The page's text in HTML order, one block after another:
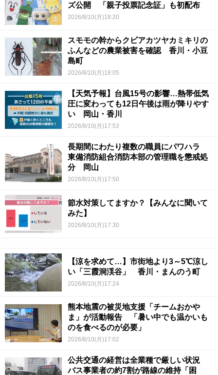
ズ公開 「親子投票記念証」も初配布
2026/8/10(月)18:20
スモモの幹からクビアカツヤカミキリの
ふんなどの農業被害を確認 香川・小豆
島町
2026/8/10(月)18:05
【天気予報】台風15号の影響…熱帯低気
圧に変わっても12日午後は雨が降りやす
い 岡山・香川
2026/8/10(月)17:53
長期間にわたり複数の職員にパワハラ
東備消防組合消防本部の管理職を懲戒処
分 岡山
2026/8/10(月)17:50
節水対策してますか？【みんなに聞いて
みた】
2026/8/10(月)17:30
【涼を求めて…】市街地より3～5℃涼し
い「三霞洞渓谷」 香川・まんのう町
2026/8/10(月)17:24
熊本地震の被災地支援「チームおかや
ま」が活動報告 「暑い中でも温かいも
のを食べるのが必要」
2026/8/10(月)17:02
公共交通の経営は全業種で厳しい状況
バス事業者の約7割が路線の維持「困